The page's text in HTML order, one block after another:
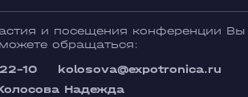
и посещения конференции Вы
можете обращаться:
10
kolosova@expotronica.ru
Надежда